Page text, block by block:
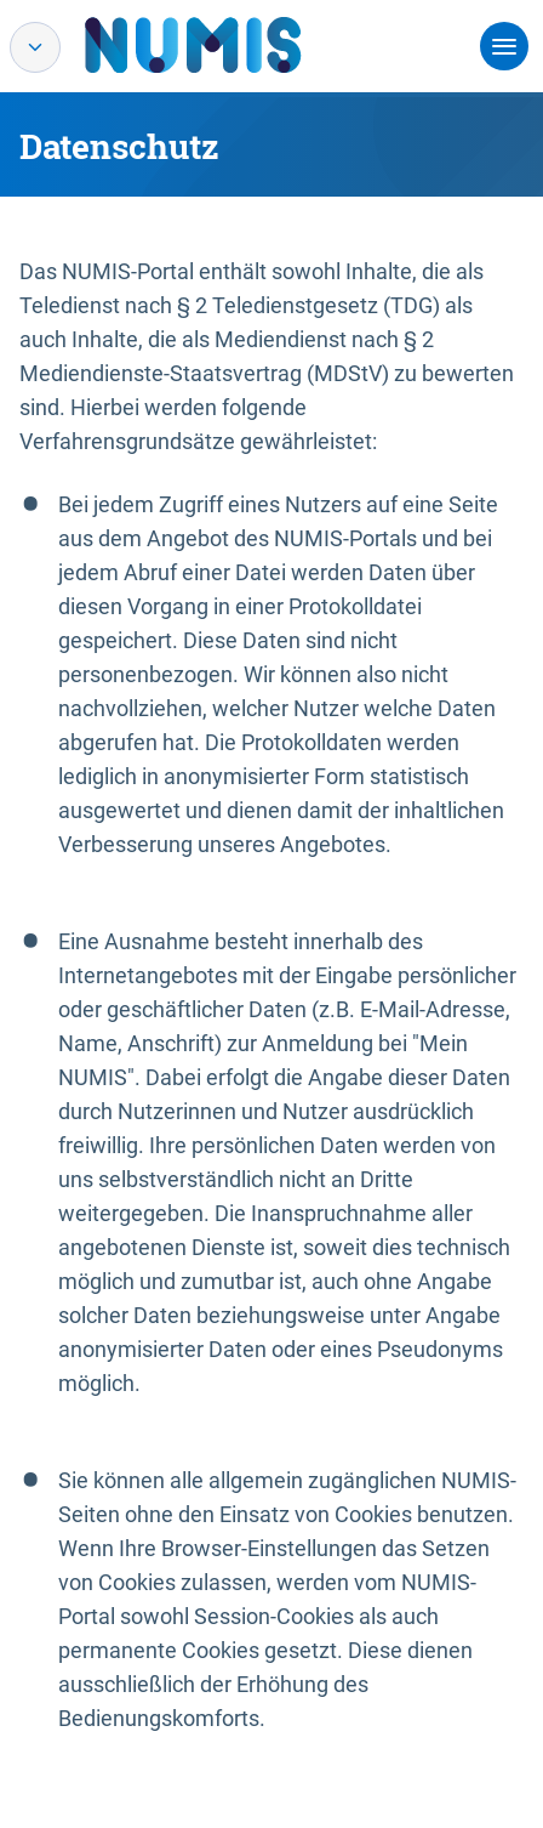
Datenschutz
Das NUMIS-Portal enthält sowohl Inhalte, die als
Teledienst nach § 2 Teledienstgesetz (TDG) als
auch Inhalte, die als Mediendienst nach § 2
Mediendienste-Staatsvertrag (MDStV) zu bewerten
sind. Hierbei werden folgende
Verfahrensgrundsätze gewährleistet:
Bei jedem Zugriff eines Nutzers auf eine Seite
aus dem Angebot des NUMIS-Portals und bei
jedem Abruf einer Datei werden Daten über
diesen Vorgang in einer Protokolldatei
gespeichert. Diese Daten sind nicht
personenbezogen. Wir können also nicht
nachvollziehen, welcher Nutzer welche Daten
abgerufen hat. Die Protokolldaten werden
lediglich in anonymisierter Form statistisch
ausgewertet und dienen damit der inhaltlichen
Verbesserung unseres Angebotes.
Eine Ausnahme besteht innerhalb des
Internetangebotes mit der Eingabe persönlicher
oder geschäftlicher Daten (z.B. E-Mail-Adresse,
Name, Anschrift) zur Anmeldung bei "Mein
NUMIS". Dabei erfolgt die Angabe dieser Daten
durch Nutzerinnen und Nutzer ausdrücklich
freiwillig. Ihre persönlichen Daten werden von
uns selbstverständlich nicht an Dritte
weitergegeben. Die Inanspruchnahme aller
angebotenen Dienste ist, soweit dies technisch
möglich und zumutbar ist, auch ohne Angabe
solcher Daten beziehungsweise unter Angabe
anonymisierter Daten oder eines Pseudonyms
möglich.
Sie können alle allgemein zugänglichen NUMIS-
Seiten ohne den Einsatz von Cookies benutzen.
Wenn Ihre Browser-Einstellungen das Setzen
von Cookies zulassen, werden vom NUMIS-
Portal sowohl Session-Cookies als auch
permanente Cookies gesetzt. Diese dienen
ausschließlich der Erhöhung des
Bedienungskomforts.